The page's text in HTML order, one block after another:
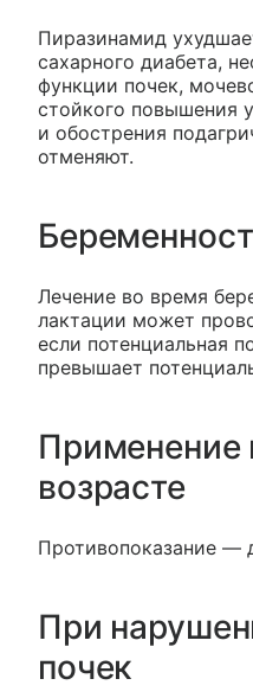
Пиразинамид
сахарного диабета,
функции почек,
стойкого повышения
и обострения
отменяют.
Лечение во время
лактации может
если потенциальная
превышает
Применение
возрасте
Противопоказание —
При
почек